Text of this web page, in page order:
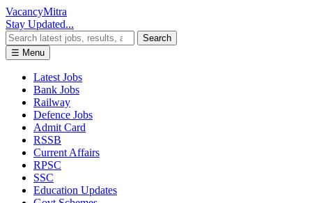
VacancyMitra
Stay Updated...
Search
☰ Menu
Latest Jobs
Bank Jobs
Railway
Defence Jobs
Admit Card
RSSB
Current Affairs
RPSC
SSC
Education Updates